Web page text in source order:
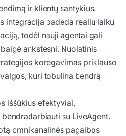
ir klientų santykius.
integracija padeda realiu laiku
todėl nauji agentai gali
ankstesni. Nuolatinis
koregavimas priklauso
kuri tobulina bendrą
iššūkius efektyviai,
su LiveAgent.
omnikanalinės pagalbos